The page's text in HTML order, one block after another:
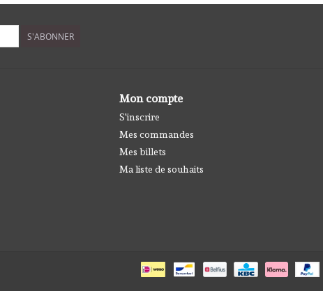
S'ABONNER
Mon compte
S'inscrire
Mes commandes
Mes billets
Ma liste de souhaits